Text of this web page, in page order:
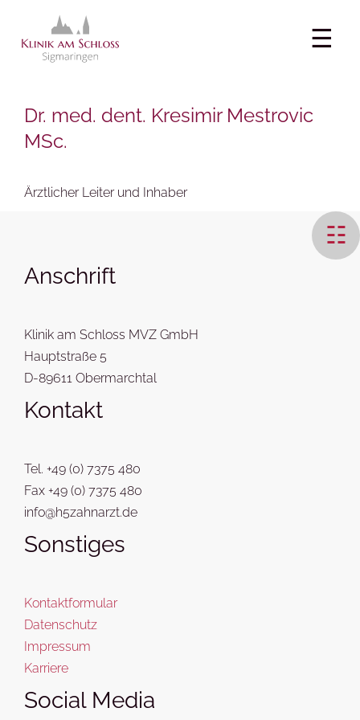
☰
Dr. med. dent. Kresimir Mestrovic
MSc.
Ärztlicher Leiter und Inhaber
☷
Anschrift
Klinik am Schloss MVZ GmbH
Hauptstraße 5
D-89611 Obermarchtal
Kontakt
Tel. +49 (0) 7375 480
Fax +49 (0) 7375 480
info@h5zahnarzt.de
Sonstiges
Kontaktformular
Datenschutz
Impressum
Karriere
Social Media